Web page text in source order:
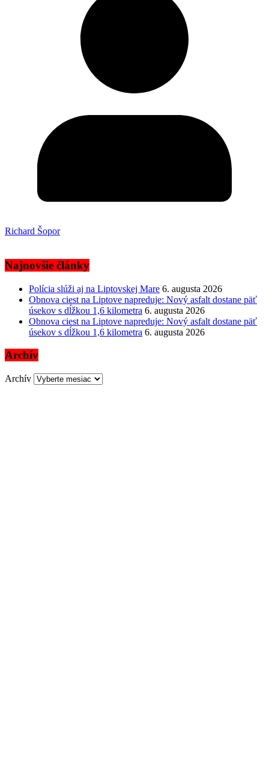
Richard Šopor
Najnovšie články
Polícia slúži aj na Liptovskej Mare 6. augusta 2026
Obnova ciest na Liptove napreduje: Nový asfalt dostane päť
úsekov s dĺžkou 1,6 kilometra 6. augusta 2026
Obnova ciest na Liptove napreduje: Nový asfalt dostane päť
úsekov s dĺžkou 1,6 kilometra 6. augusta 2026
Archív
Archív